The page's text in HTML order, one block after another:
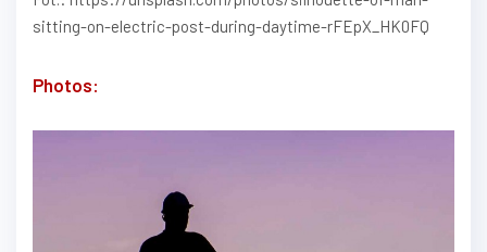
sitting-on-electric-post-during-daytime-rFEpX_HK0FQ
Photos: